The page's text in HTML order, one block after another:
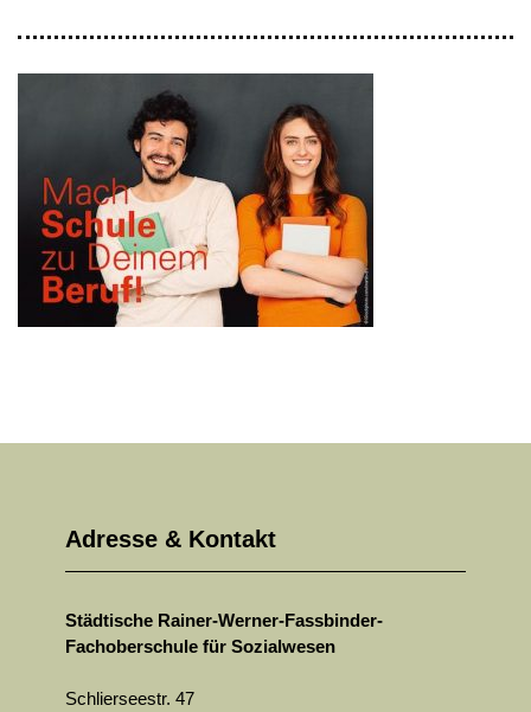
Adresse & Kontakt
Städtische Rainer-Werner-Fassbinder-
Fachoberschule für Sozialwesen
Schlierseestr. 47